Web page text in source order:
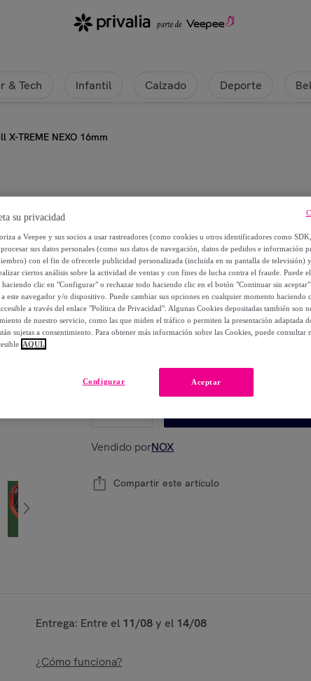
& Tech Infantil Calzado Deporte
X-TREME NEXO 16mm
Nox
Pala Pickleball X-TREME NEXO
151,85 €
154, 95 €
-2%
Modelo: Pala Pickleball X-TREME NEXO 16mm
Vendido porNOX
Compartir este artículo
Entrega: Entre el 11/08y el 14/08
¿Cómo funciona?
su privacidad
a Veepee y sus socios a usar rastreadores (como cookies u otros identificadores como
sus datos personales (como sus datos de navegación, datos de pedidos e información
con el fin de ofrecerle publicidad personalizada (incluida en su pantalla de televisión)
ciertos análisis sobre la actividad de ventas y con fines de lucha contra el fraude. Puede
haciendo clic en "Configurar" o rechazar todo haciendo clic en el botón "Continuar sin
este navegador y/o dispositivo. Puede cambiar sus opciones en cualquier momento haciendo
a través del enlace "Política de Privacidad". Algunas Cookies depositadas también son
de nuestro servicio, como las que miden el tráfico o permiten la presentación adaptada
sujetas a consentimiento. Para obtener más información sobre las Cookies, puede consultar
AQUÍ.
Aceptar
Configurar